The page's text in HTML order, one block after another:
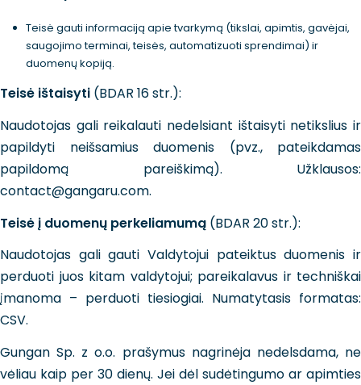
Teisė gauti informaciją apie tvarkymą (tikslai, apimtis, gavėjai,
saugojimo terminai, teisės, automatizuoti sprendimai) ir
duomenų kopiją.
Teisė ištaisyti (BDAR 16 str.):
Naudotojas gali reikalauti nedelsiant ištaisyti netikslius ir
papildyti neišsamius duomenis (pvz., pateikdamas
papildomą pareiškimą). Užklausos:
contact@gangaru.com.
Teisė į duomenų perkeliamumą (BDAR 20 str.):
Naudotojas gali gauti Valdytojui pateiktus duomenis ir
perduoti juos kitam valdytojui; pareikalavus ir techniškai
įmanoma – perduoti tiesiogiai. Numatytasis formatas:
CSV.
Gungan Sp. z o.o. prašymus nagrinėja nedelsdama, ne
vėliau kaip per 30 dienų. Jei dėl sudėtingumo ar apimties